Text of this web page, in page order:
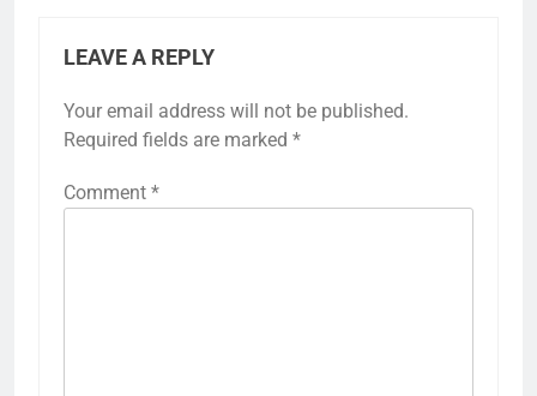
LEAVE A REPLY
Your email address will not be published.
Required fields are marked *
Comment *